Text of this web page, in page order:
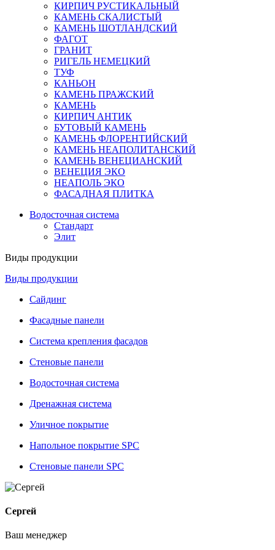
КИРПИЧ РУСТИКАЛЬНЫЙ
КАМЕНЬ СКАЛИСТЫЙ
КАМЕНЬ ШОТЛАНДСКИЙ
ФАГОТ
ГРАНИТ
РИГЕЛЬ НЕМЕЦКИЙ
ТУФ
КАНЬОН
КАМЕНЬ ПРАЖСКИЙ
КАМЕНЬ
КИРПИЧ АНТИК
БУТОВЫЙ КАМЕНЬ
КАМЕНЬ ФЛОРЕНТИЙСКИЙ
КАМЕНЬ НЕАПОЛИТАНСКИЙ
КАМЕНЬ ВЕНЕЦИАНСКИЙ
ВЕНЕЦИЯ ЭКО
НЕАПОЛЬ ЭКО
ФАСАДНАЯ ПЛИТКА
Водосточная система
Стандарт
Элит
Виды продукции
Виды продукции
Сайдинг
Фасадные панели
Система крепления фасадов
Стеновые панели
Водосточная система
Дренажная система
Уличное покрытие
Напольное покрытие SPC
Стеновые панели SPC
Сергей
Ваш менеджер